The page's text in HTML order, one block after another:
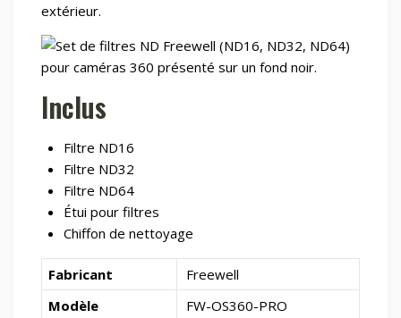
extérieur.
Inclus
Filtre ND16
Filtre ND32
Filtre ND64
Étui pour filtres
Chiffon de nettoyage
Fabricant
Freewell
Modèle
FW-OS360-PRO